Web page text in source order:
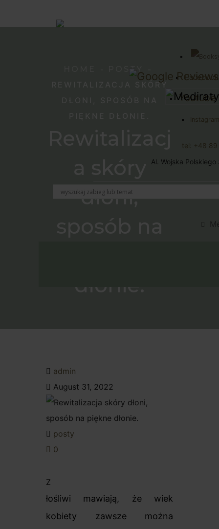
Youtube
tel: +48
Al. Wojska
dłoni,
dłonie.
POSTY
REWITALIZACJA SKÓRY
admin
August 31, 2022
posty
0
Z
łośliwi mawiają, że wiek
kobiety zawsze można